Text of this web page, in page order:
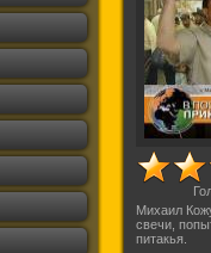
Михаил
свечи,
питакья.